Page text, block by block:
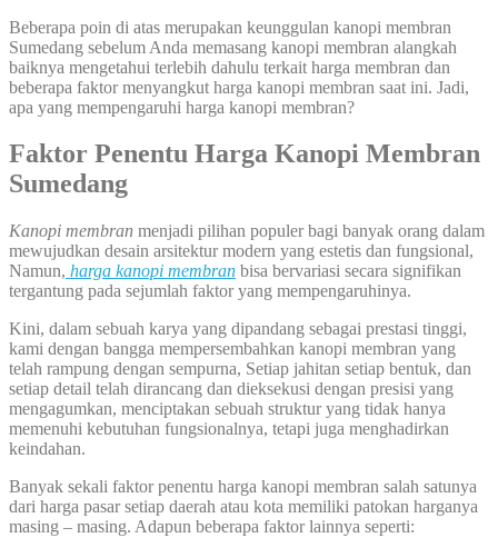
Beberapa poin di atas merupakan keunggulan kanopi membran
Sumedang sebelum Anda memasang kanopi membran alangkah
baiknya mengetahui terlebih dahulu terkait harga membran dan
beberapa faktor menyangkut harga kanopi membran saat ini. Jadi,
apa yang mempengaruhi harga kanopi membran?
Faktor Penentu Harga Kanopi Membran
Sumedang
Kanopi membran menjadi pilihan populer bagi banyak orang dalam
mewujudkan desain arsitektur modern yang estetis dan fungsional,
Namun, harga kanopi membran bisa bervariasi secara signifikan
tergantung pada sejumlah faktor yang mempengaruhinya.
Kini, dalam sebuah karya yang dipandang sebagai prestasi tinggi,
kami dengan bangga mempersembahkan kanopi membran yang
telah rampung dengan sempurna, Setiap jahitan setiap bentuk, dan
setiap detail telah dirancang dan dieksekusi dengan presisi yang
mengagumkan, menciptakan sebuah struktur yang tidak hanya
memenuhi kebutuhan fungsionalnya, tetapi juga menghadirkan
keindahan.
Banyak sekali faktor penentu harga kanopi membran salah satunya
dari harga pasar setiap daerah atau kota memiliki patokan harganya
masing – masing. Adapun beberapa faktor lainnya seperti: